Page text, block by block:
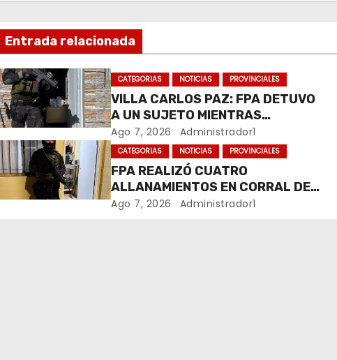
c
i
ó
n
d
e
e
Entrada relacionada
CATEGORIAS NOTICIAS PROVINCIALES
VILLA CARLOS PAZ: FPA DETUVO
A UN SUJETO MIENTRAS
COMERCIALIZABA COCAÍNA Y
MARIHUANA EN UNA PLAZA
Ago 7, 2026 Administrador1
CATEGORIAS NOTICIAS PROVINCIALES
FPA REALIZÓ CUATRO
ALLANAMIENTOS EN CORRAL DE
BUSTOS-IFFLINGER
Ago 7, 2026 Administrador1